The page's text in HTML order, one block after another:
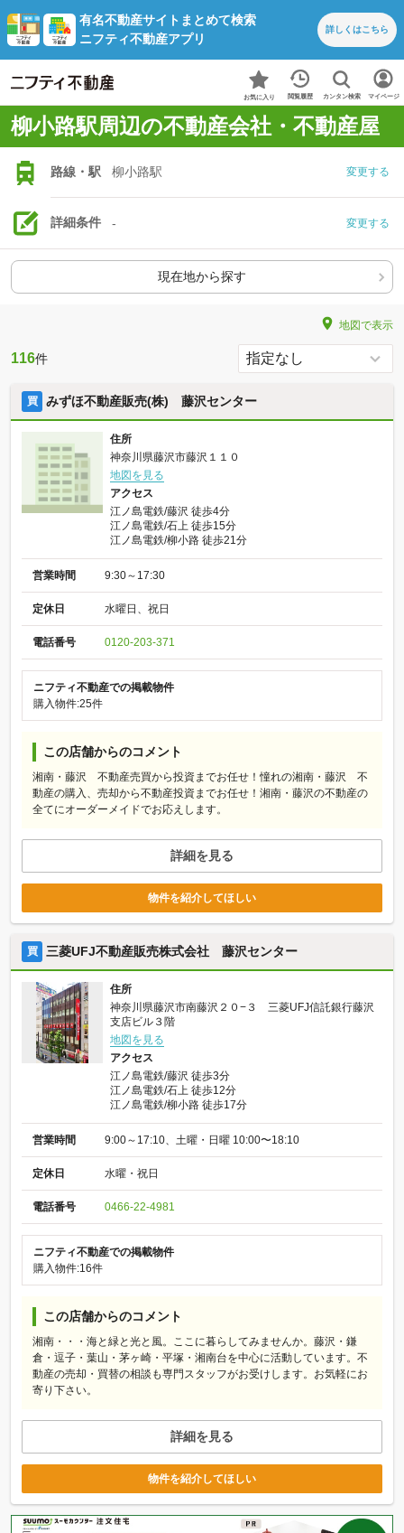
有名不動産サイトまとめて検索
ニフティ不動産アプリ
詳しくはこちら
お気に入り 閲覧履歴 カンタン検索 マイページ
柳小路駅周辺の不動産会社・不動産屋
路線・駅 柳小路駅 変更する
詳細条件 - 変更する
現在地から探す
地図で表示
116件
買 みずほ不動産販売(株) 藤沢センター
住所
神奈川県藤沢市藤沢１１０
地図を見る
アクセス
江ノ島電鉄/藤沢 徒歩4分
江ノ島電鉄/石上 徒歩15分
江ノ島電鉄/柳小路 徒歩21分
営業時間 9:30～17:30
定休日 水曜日、祝日
電話番号 0120-203-371
ニフティ不動産での掲載物件
購入物件:25件
この店舗からのコメント
湘南・藤沢 不動産売買から投資までお任せ！憧れの湘南・藤沢 不
動産の購入、売却から不動産投資までお任せ！湘南・藤沢の不動産の
全てにオーダーメイドでお応えします。
詳細を見る
物件を紹介してほしい
買 三菱UFJ不動産販売株式会社 藤沢センター
住所
神奈川県藤沢市南藤沢２０−３ 三菱UFJ信託銀行藤沢
支店ビル３階
地図を見る
アクセス
江ノ島電鉄/藤沢 徒歩3分
江ノ島電鉄/石上 徒歩12分
江ノ島電鉄/柳小路 徒歩17分
営業時間 9:00～17:10、土曜・日曜 10:00〜18:10
定休日 水曜・祝日
電話番号 0466-22-4981
ニフティ不動産での掲載物件
購入物件:16件
この店舗からのコメント
湘南・・・海と緑と光と風。ここに暮らしてみませんか。藤沢・鎌
倉・逗子・葉山・茅ヶ崎・平塚・湘南台を中心に活動しています。不
動産の売却・買替の相談も専門スタッフがお受けします。お気軽にお
寄り下さい。
詳細を見る
物件を紹介してほしい